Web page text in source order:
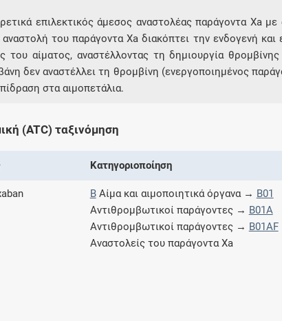
Συνδρομές
Μάθετε περισσότερα για τα οφέλη και τις
επιπλέον παροχές των συνδρομητικών
Ενδείξεις και αγωγές
Βρείτε θεραπευτικές ενδείξεις και αγωγές για
νόσους, συμπτώματα και ιατρικές πράξεις
επιλεκτικός άμεσος αναστολέας παράγοντα Xa
του παράγοντα Xa διακόπτει την ενδογενή και
αίματος, αναστέλλοντας τη δημιουργία θρομβίνης
δεν αναστέλλει τη θρομβίνη (ενεργοποιημένος
στα αιμοπετάλια.
(ATC) ταξινόμηση
Κατηγοριοποίηση
BΑίμα και αιμοποιητικά όργανα → B01
Αντιθρομβωτικοί παράγοντες → B01A
Αντιθρομβωτικοί παράγοντες → B01AF
Αναστολείς του παράγοντα Xa